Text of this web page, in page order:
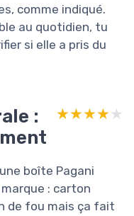
comme indiqué.
au quotidien, tu
si elle a pris du
:
★★★★★
★★★★★
boîte Pagani
: carton
de fou mais ça fait